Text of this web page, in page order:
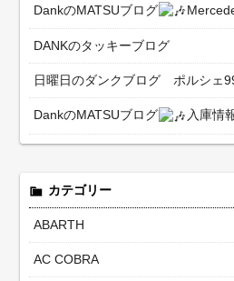
DankのMATSUブログ
DANKのタッキーブログ
日曜日のダンクブログ ポルシェ
DankのMATSUブログ 入庫情
カテゴリー
ABARTH
AC COBRA